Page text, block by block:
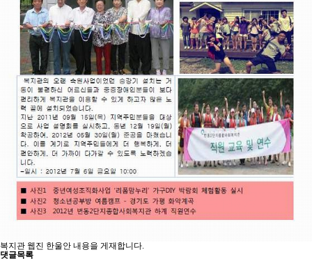
복지관 웹진 한울안 내용을 게재합니다.
댓글목록